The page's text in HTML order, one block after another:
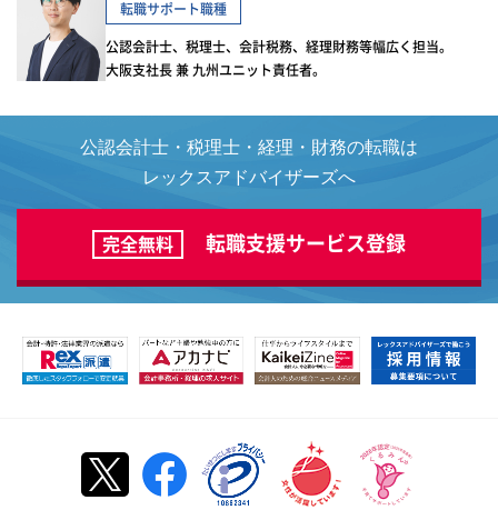
転職サポート職種
公認会計士、税理士、会計税務、経理財務等幅広く担当。
大阪支社長 兼 九州ユニット責任者。
公認会計士・税理士・経理・財務の転職は
レックスアドバイザーズへ
完全無料 転職支援サービス登録